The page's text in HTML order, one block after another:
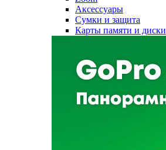
Аксессуары
Сумки и защита
Карты памяти и диски